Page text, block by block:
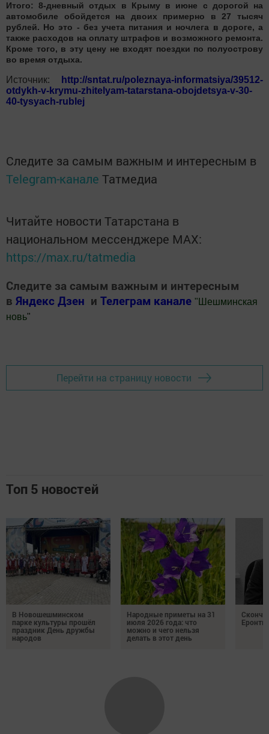
Итого: 8-дневный отдых в Крыму в июне с дорогой на
автомобиле обойдется на двоих примерно в 27 тысяч
рублей. Но это - без учета питания и ночлега в дороге, а
также расходов на оплату штрафов и возможного ремонта.
Кроме того, в эту цену не входят поездки по полуострову
во время отдыха.
Источник:
http://sntat.ru/poleznaya-informatsiya/39512-
otdykh-v-krymu-zhitelyam-tatarstana-obojdetsya-v-30-
40-tysyach-rublej
Следите за самым важным и интересным в
Telegram-канале Татмедиа
Читайте новости Татарстана в
национальном мессенджере MАХ:
https://max.ru/tatmedia
Следите за самым важным и интересным
в Яндекс Дзен и Телеграм канале " Шешминская
новь"
Перейти на страницу новости
Топ 5 новостей
В Новошешминском
парке культуры прошёл
праздник День дружбы
народов
Народные приметы на 31
июля 2026 года: что
можно и чего нельзя
делать в этот день